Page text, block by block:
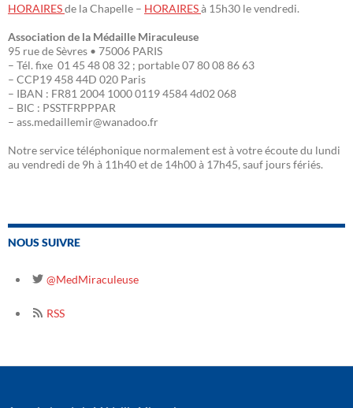
HORAIRESde la Chapelle – HORAIRESà 15h30 le vendredi.
Association de la Médaille Miraculeuse
95 rue de Sèvres • 75006 PARIS
– Tél. fixe 01 45 48 08 32 ; portable 07 80 08 86 63
– CCP19 458 44D 020 Paris
– IBAN : FR81 2004 1000 0119 4584 4d02 068
– BIC : PSSTFRPPPAR
– ass.medaillemir@wanadoo.fr
Notre service téléphonique normalement est à votre écoute du lundi
au vendredi de 9h à 11h40 et de 14h00 à 17h45, sauf jours fériés.
NOUS SUIVRE
@MedMiraculeuse
RSS